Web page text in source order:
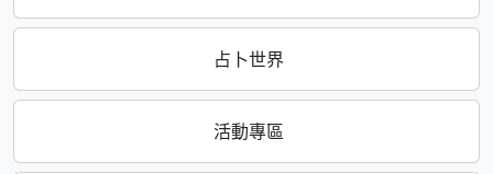
占卜世界
活動專區